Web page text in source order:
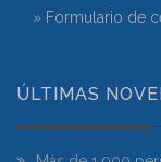
» Formulario de
ÚLTIMAS